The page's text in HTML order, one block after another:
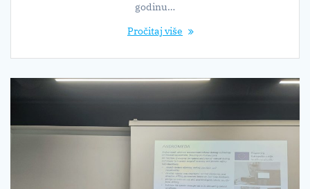
godinu…
Pročitaj više